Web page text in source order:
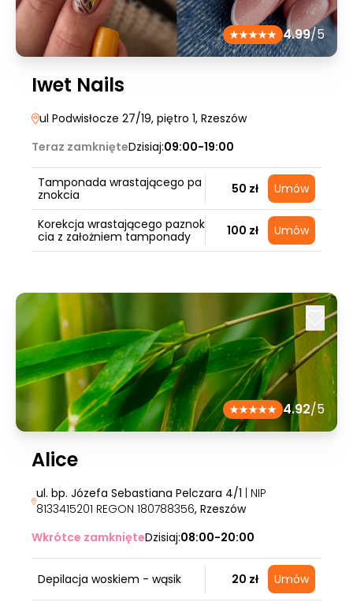
4.99/5
Iwet Nails
ul Podwisłocze 27/19, piętro 1, Rzeszów
Teraz zamknięteDzisiaj:09:00-19:00
Tamponada wrastającego pa
znokcia
50 zł Umów
Korekcja wrastającego paznok
cia z założniem tamponady
100 zł Umów
4.92/5
Alice
ul. bp. Józefa Sebastiana Pelczara 4/1 | NIP
8133415201 REGON 180788356, Rzeszów
Wkrótce zamknięteDzisiaj:08:00-20:00
Depilacja woskiem - wąsik 20 zł Umów